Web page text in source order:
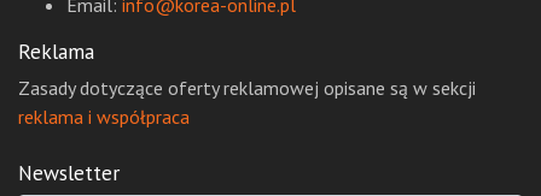
Email: info@korea-online.pl
Reklama
Zasady dotyczące oferty reklamowej opisane są w sekcji
reklama i współpraca
Newsletter